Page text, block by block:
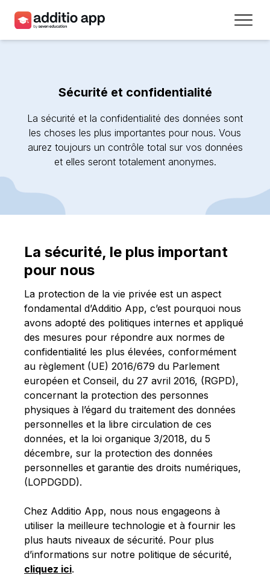
Prix
Accéder
Français
Sécurité et confidentialité
La sécurité et la confidentialité des données sont
les choses les plus importantes pour nous. Vous
aurez toujours un contrôle total sur vos données
et elles seront totalement anonymes.
La sécurité, le plus important
pour nous
La protection de la vie privée est un aspect
fondamental d’Additio App, c’est pourquoi nous
avons adopté des politiques internes et appliqué
des mesures pour répondre aux normes de
confidentialité les plus élevées, conformément
au règlement (UE) 2016/679 du Parlement
européen et Conseil, du 27 avril 2016, (RGPD),
concernant la protection des personnes
physiques à l’égard du traitement des données
personnelles et la libre circulation de ces
données, et la loi organique 3/2018, du 5
décembre, sur la protection des données
personnelles et garantie des droits numériques,
(LOPDGDD).
Chez Additio App, nous nous engageons à
utiliser la meilleure technologie et à fournir les
plus hauts niveaux de sécurité. Pour plus
d’informations sur notre politique de sécurité,
cliquez ici.